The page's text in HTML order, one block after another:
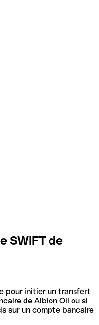
SWIFT de
pour initier un transfert
de Albion Oil ou si
sur un compte bancaire